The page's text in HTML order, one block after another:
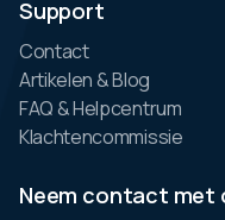
Support
Contact
Artikelen & Blog
FAQ & Helpcentrum
Klachtencommissie
Neem contact met